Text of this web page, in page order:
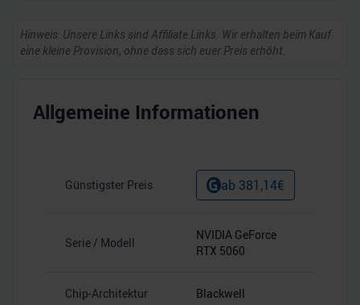
Hinweis: Unsere Links sind Affiliate Links. Wir erhalten beim Kauf
eine kleine Provision, ohne dass sich euer Preis erhöht.
Allgemeine Informationen
Günstigster Preis ab 381,14€
Serie / Modell
NVIDIA GeForce
RTX 5060
Chip-Architektur Blackwell